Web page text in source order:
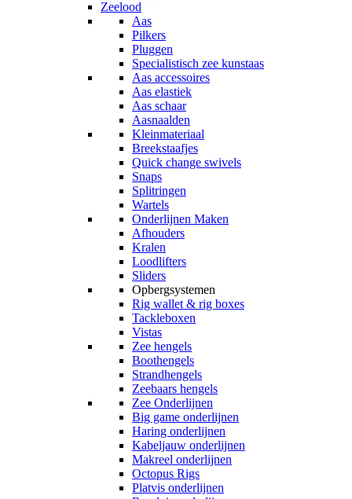
Zeelood
Aas
Pilkers
Pluggen
Specialistisch zee kunstaas
Aas accessoires
Aas elastiek
Aas schaar
Aasnaalden
Kleinmateriaal
Breekstaafjes
Quick change swivels
Snaps
Splitringen
Wartels
Onderlijnen Maken
Afhouders
Kralen
Loodlifters
Sliders
Opbergsystemen
Rig wallet & rig boxes
Tackleboxen
Vistas
Zee hengels
Boothengels
Strandhengels
Zeebaars hengels
Zee Onderlijnen
Big game onderlijnen
Haring onderlijnen
Kabeljauw onderlijnen
Makreel onderlijnen
Octopus Rigs
Platvis onderlijnen